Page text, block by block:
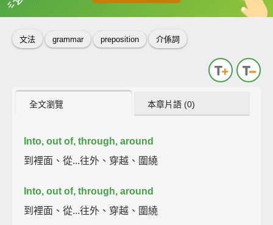
收錄佳句 中
英
文法 grammar preposition 介係詞
全文瀏覽 本章片語 (0)
Into, out of, through, around
到裡面、從...往外、穿越、圍繞
Into, out of, through, around
到裡面、從...往外、穿越、圍繞